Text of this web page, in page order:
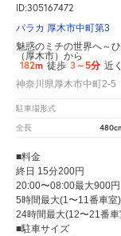
ID:305167472
パラカ 厚木市中町第3
魅惑のミチの世界へ～
（厚木市）から
182m 徒歩 3～5分 近
神奈川県厚木市中町2-5
駐車場形式
全長
■料金
終日 15分200円
20:00〜08:00最大900円
5時間最大(1〜11番車室
24時間最大(12〜21番車
■駐車サイズ